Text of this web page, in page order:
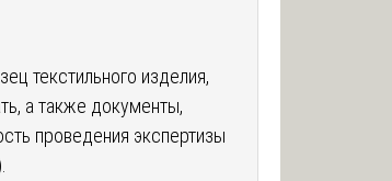
текстильного изделия,
а также документы,
проведения экспертизы